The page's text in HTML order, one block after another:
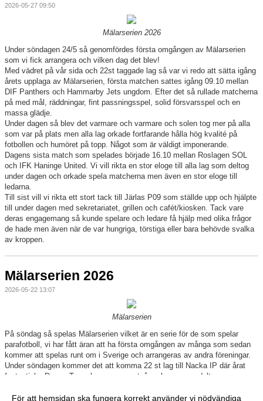
2026-05-27 09:50
Mälarserien 2026
Under söndagen 24/5 så genomfördes första omgången av Mälarserien
som vi fick arrangera och vilken dag det blev!
Med vädret på vår sida och 22st taggade lag så var vi redo att sätta igång
årets upplaga av Mälarserien, första matchen sattes igång 09.10 mellan
DIF Panthers och Hammarby Jets ungdom. Efter det så rullade matcherna
på med mål, räddningar, fint passningsspel, solid försvarsspel och en
massa glädje.
Under dagen så blev det varmare och varmare och solen tog mer på alla
som var på plats men alla lag orkade fortfarande hålla hög kvalité på
fotbollen och humöret på topp. Något som är väldigt imponerande.
Dagens sista match som spelades började 16.10 mellan Roslagen SOL
och IFK Haninge United. Vi vill rikta en stor eloge till alla lag som deltog
under dagen och orkade spela matcherna men även en stor eloge till
ledarna.
Till sist vill vi rikta ett stort tack till Järlas P09 som ställde upp och hjälpte
till under dagen med sekretariatet, grillen och cafét/kiosken. Tack vare
deras engagemang så kunde spelare och ledare få hjälp med olika frågor
de hade men även när de var hungriga, törstiga eller bara behövde svalka
av kroppen.
Mälarserien 2026
2026-05-22 13:07
Mälarserien
På söndag så spelas Mälarserien vilket är en serie för de som spelar
parafotboll, vi har fått äran att ha första omgången av många som sedan
kommer att spelas runt om i Sverige och arrangeras av andra föreningar.
Under söndagen kommer det att komma 22 st lag till Nacka IP där årat
fantastiska Dream Team kommer vara två av lagen som deltar.
mycket glädje.
För att hemsidan ska fungera korrekt använder vi nödvändiga